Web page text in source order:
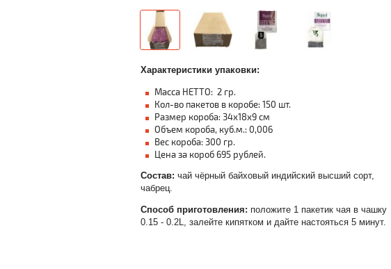
Характеристики упаковки:
Масса НЕТТО: 2 гр.
Кол-во пакетов в коробе: 150 шт.
Размер короба: 34х18х9 см
Объем короба, куб.м.: 0,006
Вес короба: 300 гр.
Цена за короб 695 рублей.
Состав: чай чёрный байховый индийский высший сорт,
чабрец.
Способ приготовления: положите 1 пакетик чая в чашку
0.15 - 0.2L, залейте кипятком и дайте настояться 5 минут.